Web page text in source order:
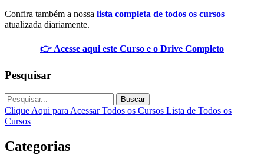
Confira também a nossa lista completa de todos os cursos
atualizada diariamente.
👉 Acesse aqui este Curso e o Drive Completo
Pesquisar
Buscar
Clique Aqui para Acessar Todos os Cursos Lista de Todos os
Cursos
Categorias